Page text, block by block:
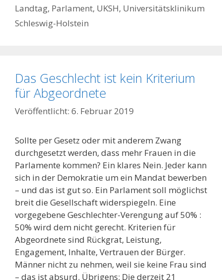
Landtag, Parlament, UKSH, Universitätsklinikum
Schleswig-Holstein
Das Geschlecht ist kein Kriterium
für Abgeordnete
6. Februar 2019
Sollte per Gesetz oder mit anderem Zwang
durchgesetzt werden, dass mehr Frauen in die
Parlamente kommen? Ein klares Nein. Jeder kann
sich in der Demokratie um ein Mandat bewerben
– und das ist gut so. Ein Parlament soll möglichst
breit die Gesellschaft widerspiegeln. Eine
vorgegebene Geschlechter-Verengung auf 50% :
50% wird dem nicht gerecht. Kriterien für
Abgeordnete sind Rückgrat, Leistung,
Engagement, Inhalte, Vertrauen der Bürger.
Männer nicht zu nehmen, weil sie keine Frau sind
– das ist absurd. Übrigens: Die derzeit 21